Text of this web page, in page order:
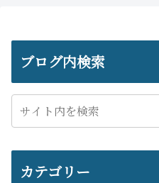
ブログ内検索
カテゴリー